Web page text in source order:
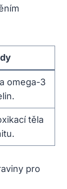
omega-3
těla